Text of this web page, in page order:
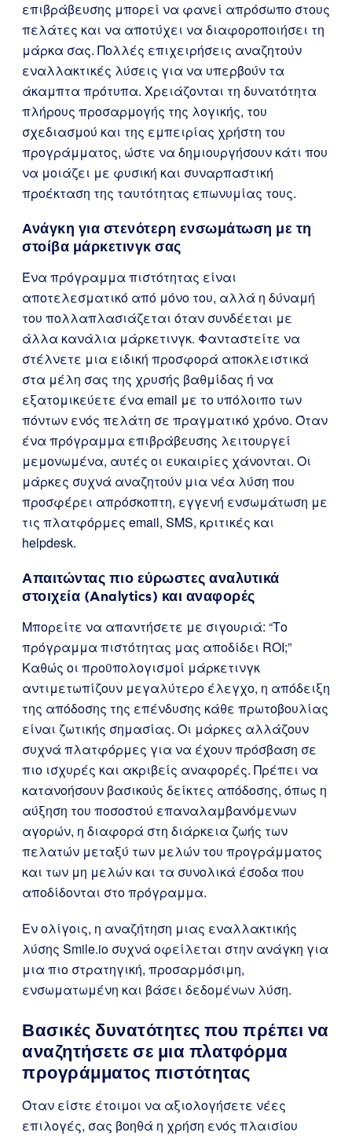
επιβράβευσης μπορεί να φανεί απρόσωπο στους
πελάτες και να αποτύχει να διαφοροποιήσει τη
μάρκα σας. Πολλές επιχειρήσεις αναζητούν
εναλλακτικές λύσεις για να υπερβούν τα
άκαμπτα πρότυπα. Χρειάζονται τη δυνατότητα
πλήρους προσαρμογής της λογικής, του
σχεδιασμού και της εμπειρίας χρήστη του
προγράμματος, ώστε να δημιουργήσουν κάτι που
να μοιάζει με φυσική και συναρπαστική
προέκταση της ταυτότητας επωνυμίας τους.
Ανάγκη για στενότερη ενσωμάτωση με τη
στοίβα μάρκετινγκ σας
Ένα πρόγραμμα πιστότητας είναι
αποτελεσματικό από μόνο του, αλλά η δύναμή
του πολλαπλασιάζεται όταν συνδέεται με
άλλα κανάλια μάρκετινγκ. Φανταστείτε να
στέλνετε μια ειδική προσφορά αποκλειστικά
στα μέλη σας της χρυσής βαθμίδας ή να
εξατομικεύετε ένα email με το υπόλοιπο των
πόντων ενός πελάτη σε πραγματικό χρόνο. Όταν
ένα πρόγραμμα επιβράβευσης λειτουργεί
μεμονωμένα, αυτές οι ευκαιρίες χάνονται. Οι
μάρκες συχνά αναζητούν μια νέα λύση που
προσφέρει απρόσκοπτη, εγγενή ενσωμάτωση με
τις πλατφόρμες email, SMS, κριτικές και
helpdesk.
Απαιτώντας πιο εύρωστες αναλυτικά
στοιχεία (Analytics) και αναφορές
Μπορείτε να απαντήσετε με σιγουριά: “Το
πρόγραμμα πιστότητας μας αποδίδει ROI;”
Καθώς οι προϋπολογισμοί μάρκετινγκ
αντιμετωπίζουν μεγαλύτερο έλεγχο, η απόδειξη
της απόδοσης της επένδυσης κάθε πρωτοβουλίας
είναι ζωτικής σημασίας. Οι μάρκες αλλάζουν
συχνά πλατφόρμες για να έχουν πρόσβαση σε
πιο ισχυρές και ακριβείς αναφορές. Πρέπει να
κατανοήσουν βασικούς δείκτες απόδοσης, όπως η
αύξηση του ποσοστού επαναλαμβανόμενων
αγορών, η διαφορά στη διάρκεια ζωής των
πελατών μεταξύ των μελών του προγράμματος
και των μη μελών και τα συνολικά έσοδα που
αποδίδονται στο πρόγραμμα.
Εν ολίγοις, η αναζήτηση μιας εναλλακτικής
λύσης Smile.io συχνά οφείλεται στην ανάγκη για
μια πιο στρατηγική, προσαρμόσιμη,
ενσωματωμένη και βάσει δεδομένων λύση.
Βασικές δυνατότητες που πρέπει να
αναζητήσετε σε μια πλατφόρμα
προγράμματος πιστότητας
Όταν είστε έτοιμοι να αξιολογήσετε νέες
επιλογές, σας βοηθά η χρήση ενός πλαισίου